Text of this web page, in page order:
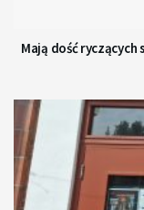
Mają dość